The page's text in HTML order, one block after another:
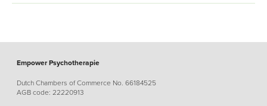
Empower Psychotherapie
Dutch Chambers of Commerce No. 66184525
AGB code: 22220913